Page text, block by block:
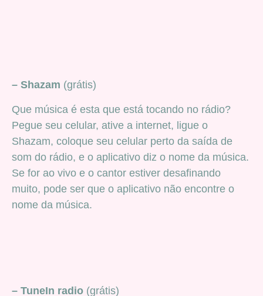
– Shazam (grátis)
Que música é esta que está tocando no rádio?
Pegue seu celular, ative a internet, ligue o
Shazam, coloque seu celular perto da saída de
som do rádio, e o aplicativo diz o nome da música.
Se for ao vivo e o cantor estiver desafinando
muito, pode ser que o aplicativo não encontre o
nome da música.
– TuneIn radio (grátis)